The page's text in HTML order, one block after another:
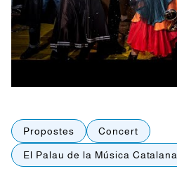
Propostes Concert
El Palau de la Música Catalana